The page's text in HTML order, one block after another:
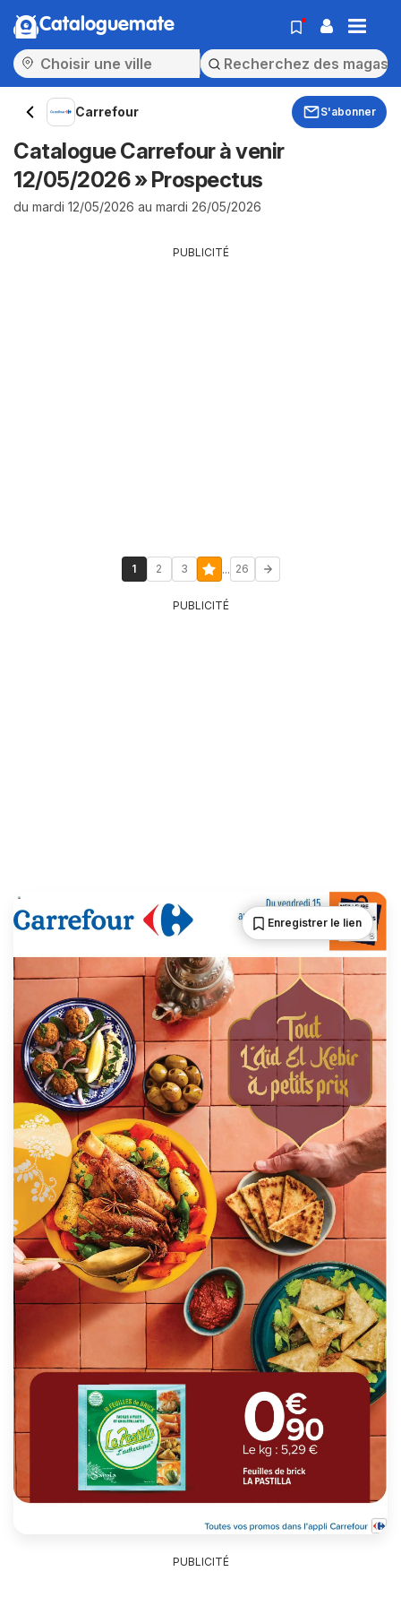
Cataloguemate
Carrefour S'abonner
Catalogue Carrefour à venir
12/05/2026 » Prospectus
du mardi 12/05/2026 au mardi 26/05/2026
PUBLICITÉ
1 2 3 ... 26
PUBLICITÉ
Enregistrer le lien
PUBLICITÉ